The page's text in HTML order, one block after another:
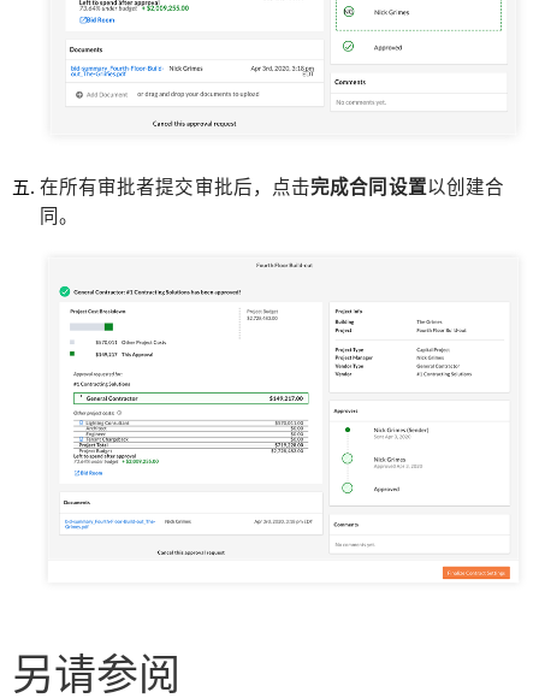
在所有审批者提交审批后，点击完成合同设置以创建合
同。
另请参阅